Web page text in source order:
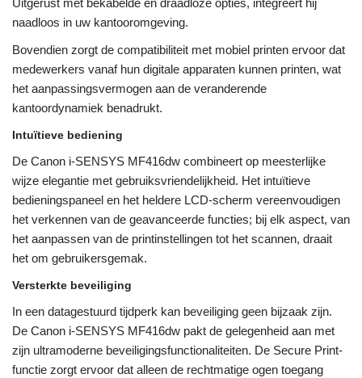
Uitgerust met bekabelde en draadloze opties, integreert hij
naadloos in uw kantooromgeving.
Bovendien zorgt de compatibiliteit met mobiel printen ervoor dat
medewerkers vanaf hun digitale apparaten kunnen printen, wat
het aanpassingsvermogen aan de veranderende
kantoordynamiek benadrukt.
Intuïtieve bediening
De Canon i-SENSYS MF416dw combineert op meesterlijke
wijze elegantie met gebruiksvriendelijkheid. Het intuïtieve
bedieningspaneel en het heldere LCD-scherm vereenvoudigen
het verkennen van de geavanceerde functies; bij elk aspect, van
het aanpassen van de printinstellingen tot het scannen, draait
het om gebruikersgemak.
Versterkte beveiliging
In een datagestuurd tijdperk kan beveiliging geen bijzaak zijn.
De Canon i-SENSYS MF416dw pakt de gelegenheid aan met
zijn ultramoderne beveiligingsfunctionaliteiten. De Secure Print-
functie zorgt ervoor dat alleen de rechtmatige ogen toegang